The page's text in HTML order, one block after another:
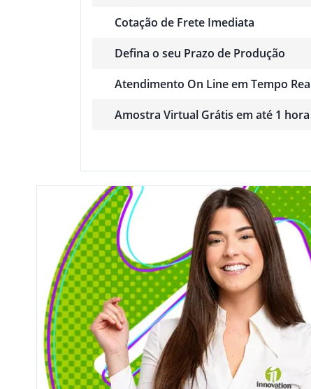
Cotação de Frete Imediata
Defina o seu Prazo de Produção
Atendimento On Line em Tempo
Amostra Virtual Grátis em até 1 hora